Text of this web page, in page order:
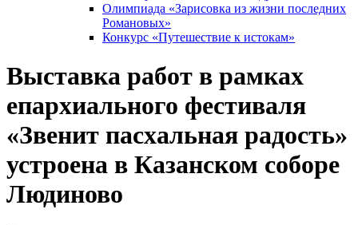
Олимпиада «Зарисовка из жизни последних
Романовых»
Конкурс «Путешествие к истокам»
Выставка работ в рамках
епархиального фестиваля
«Звенит пасхальная радость»
устроена в Казанском соборе
Людиново